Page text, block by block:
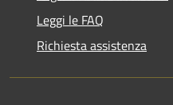
Leggi le FAQ
Richiesta assistenza